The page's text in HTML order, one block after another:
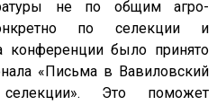
не по общим агро-
по селекции и
конференции было принято
«Письма в Вавиловский
Это поможет